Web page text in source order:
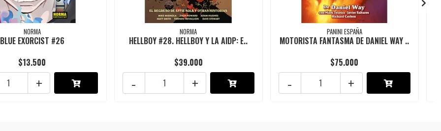
NORMA
BLUE EXORCIST #26
$13.500
+
NORMA
HELLBOY #28. HELLBOY Y LA AIDP: E..
$39.000
+
-
PANINI ESPAÑA
MOTORISTA FANTASMA DE DANIEL WAY ..
$75.000
+
-